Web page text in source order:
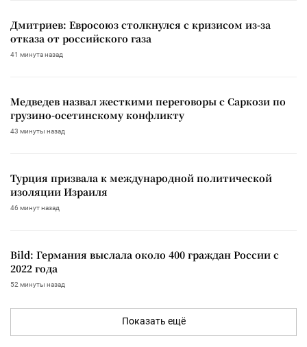
Дмитриев: Евросоюз столкнулся с кризисом из-за
отказа от российского газа
41 минута назад
Медведев назвал жесткими переговоры с Саркози по
грузино-осетинскому конфликту
43 минуты назад
Турция призвала к международной политической
изоляции Израиля
46 минут назад
Bild: Германия выслала около 400 граждан России с
2022 года
52 минуты назад
Показать ещё